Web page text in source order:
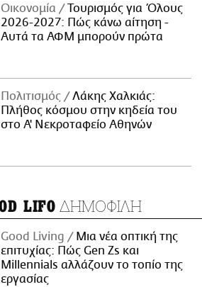
Οικονομία
Τουρισμός για Όλους
2026-2027: Πώς κάνω αίτηση -
Αυτά τα ΑΦΜ μπορούν πρώτα
Πολιτισμός
Λάκης Χαλκιάς:
Πλήθος κόσμου στην κηδεία του
στο Α' Νεκροταφείο Αθηνών
LIFO ΔΗΜΟΦΙΛΗ
Good Living
Μια νέα οπτική της
επιτυχίας: Πώς Gen Zs και
Millennials αλλάζουν το τοπίο της
εργασίας